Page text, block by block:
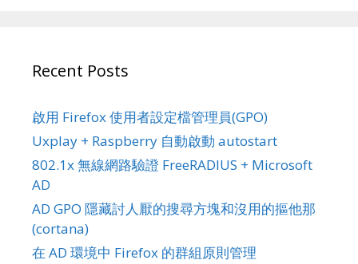
Recent Posts
啟用 Firefox 使用者設定檔管理員(GPO)
Uxplay + Raspberry 自動啟動 autostart
802.1x 無線網路驗證 FreeRADIUS + Microsoft
AD
AD GPO 隱藏討人厭的搜尋方塊和沒用的摳他那
(cortana)
在 AD 環境中 Firefox 的群組原則管理